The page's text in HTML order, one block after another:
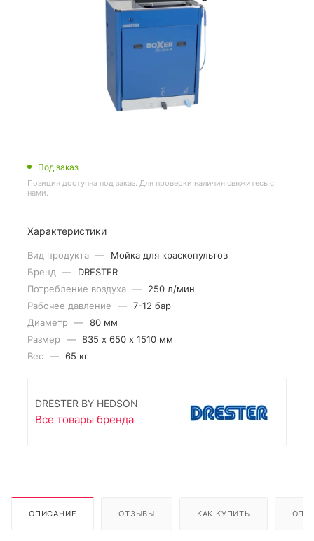
Под заказ
Позиция доступна под заказ. Для проверки наличия свяжитесь с
нами.
Характеристики
Вид продукта —
Мойка для краскопультов
Бренд
—
DRESTER
Потребление воздуха —
250 л/мин
Рабочее давление
— 7-12 бар
Диаметр
— 80 мм
Размер
— 835 х 650 х 1510 мм
Вес — 65 кг
DRESTER BY HEDSON
Все товары бренда
ОПИСАНИЕ ОТЗЫВЫ КАК КУПИТЬ